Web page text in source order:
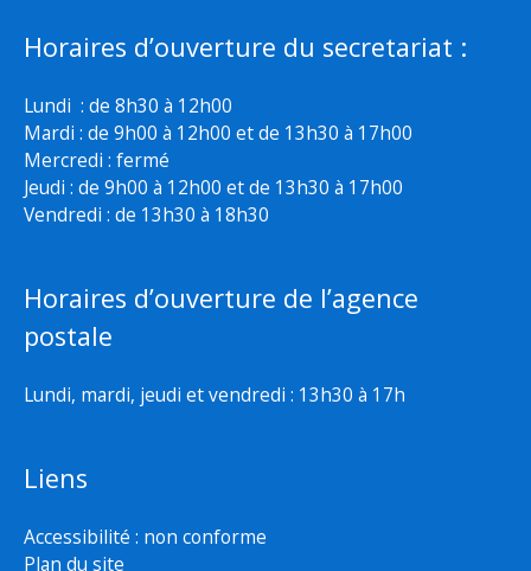
Horaires d’ouverture du secretariat :
Lundi : de 8h30 à 12h00
Mardi : de 9h00 à 12h00 et de 13h30 à 17h00
Mercredi : fermé
Jeudi : de 9h00 à 12h00 et de 13h30 à 17h00
Vendredi : de 13h30 à 18h30
Horaires d’ouverture de l’agence
postale
Lundi, mardi, jeudi et vendredi : 13h30 à 17h
Liens
Accessibilité : non conforme
Plan du site